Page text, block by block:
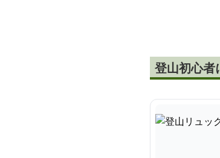
登山初心者